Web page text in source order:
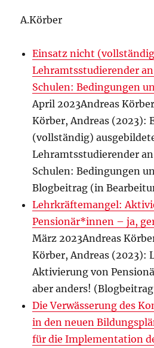
A.Körber
Einsatz nicht
Lehramtsstudierender
Schulen: Bedingungen
April 2023Andreas Körber
Körber, Andreas (2023):
(vollständig)
Lehramtsstudierender
Schulen: Bedingungen
Blogbeitrag (in
Lehrkräftemangel:
Pensionär*innen – ja,
März 2023Andreas
Körber, Andreas (2023):
Aktivierung von
aber anders!
Die Verwässerung des
in den neuen
für die Implementation